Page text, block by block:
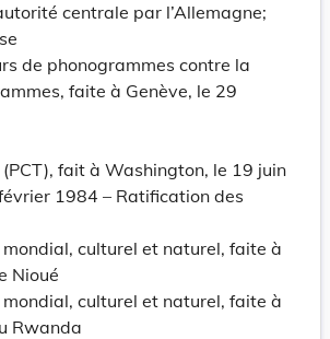
centrale par l’Allemagne;
de phonogrammes contre la
faite à Genève, le 29
fait à Washington, le 19 juin
1984 – Ratification des
culturel et naturel, faite à
Nioué
culturel et naturel, faite à
Rwanda